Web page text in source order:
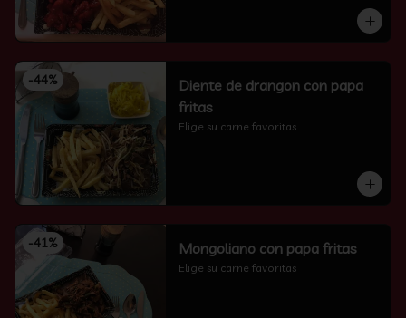
-44%
Diente de drangon con papa
fritas
Elige su carne favoritas
-41% Mongoliano con papa fritas
Elige su carne favoritas